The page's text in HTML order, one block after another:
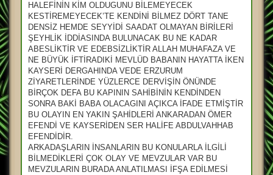
HALEFİNİN KİM OLDUGUNU BİLEMEYECEK
KESTİREMEYECEK’TE KENDİNİ BİLMEZ DÖRT TANE
DENSİZ HEMDE SEYYİDİ SAADAT OLMAYAN BİRİLERİ
ŞEYHLİK İDDİASINDA BULUNACAK BU NE KADAR
ABESLİKTİR VE EDEBSİZLİKTİR ALLAH MUHAFAZA VE
NE BÜYÜK İFTİRADIKİ MEVLÜD BABANIN HAYATTA İKEN
KAYSERİ DERGAHINDA VEDE ERZURUM
ZİYARETLERİNDE YÜZLERCE DERVİŞİN ÖNÜNDE
BİRÇOK DEFA BU KAPININ SAHİBİNİN KENDİNDEN
SONRA BAKİ BABA OLACAGINI AÇIKCA İFADE ETMİŞTİR
BU OLAYIN EN YAKIN ŞAHİDLERİ ANKARADAN ÖMER
EFENDİ VE KAYSERİDEN SER HALİFE ABDULVAHHAB
EFENDİDİR.
ARKADAŞLARIN İNSANLARIN BU KONULARLA İLGİLİ
BİLMEDİKLERİ ÇOK OLAY VE MEVZULAR VAR BU
MEVZULARIN BURADA ANLATILMASI İFŞA EDİLMESİ